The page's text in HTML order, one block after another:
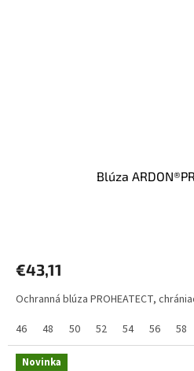
Blúza
€43,11
Ochranná blúza PROHEATECT,
46
48 50 52 54 56 58
Novinka